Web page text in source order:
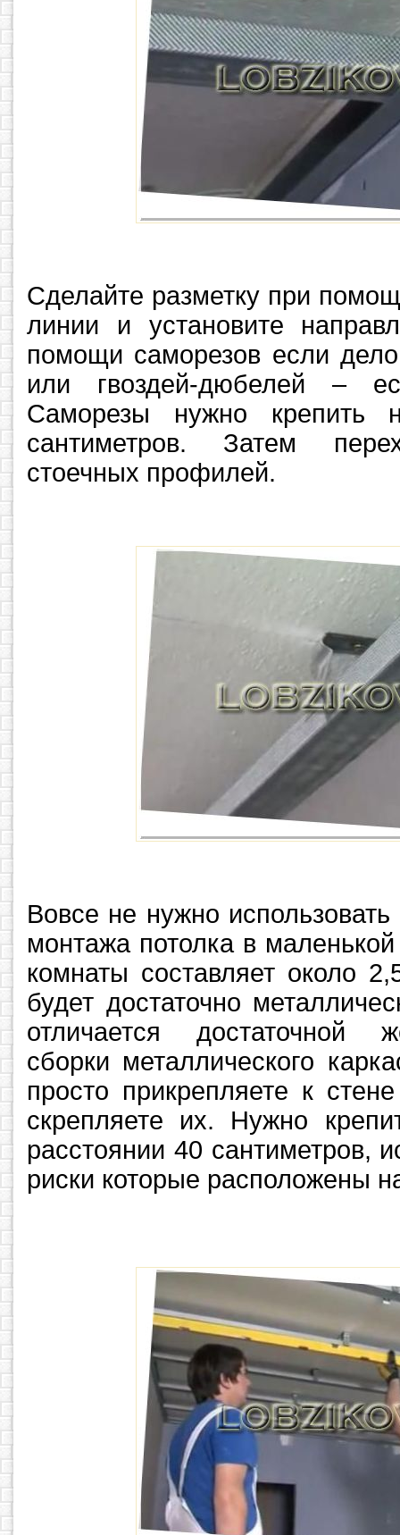
Сделайте разметку при
линии и установите
помощи саморезов если
или гвоздей-дюбелей –
Саморезы нужно крепить
сантиметров. Затем
стоечных профилей.
Вовсе не нужно
монтажа потолка в
комнаты составляет около
будет достаточно
отличается достаточной
сборки металлического
просто прикрепляете к
скрепляете их. Нужно
расстоянии 40 сантиметров,
риски которые расположены